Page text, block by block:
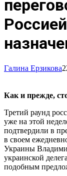
Галина Ерзикова
Как и прежде,
Третий раунд
уже на этой
подтвердили в
в своем
Украины
украинской
подобным